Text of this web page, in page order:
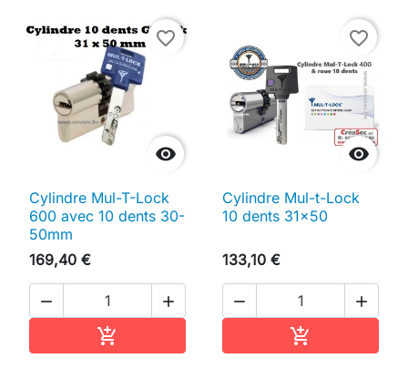

favorite_border
Cylindre Mul-T-Lock
600 avec 10 dents 30-
50mm
169,40 €
 


favorite_border
Cylindre Mul-t-Lock
10 dents 31x50
133,10 €
 
